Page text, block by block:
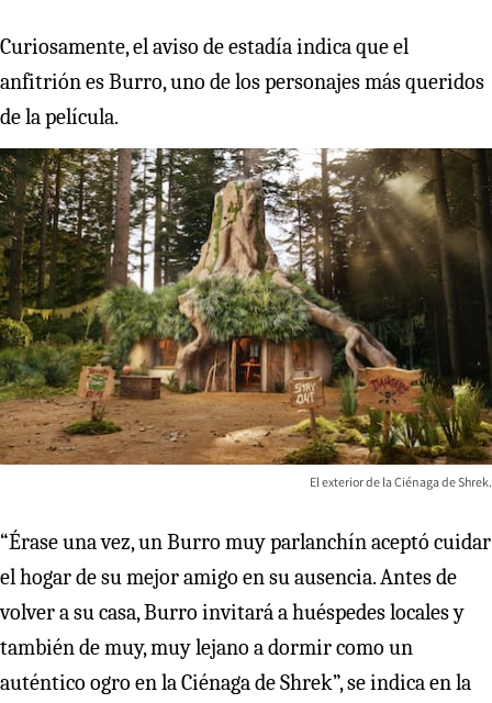
Curiosamente, el aviso de estadía indica que el
anfitrión es Burro, uno de los personajes más queridos
de la película.
El exterior de la Ciénaga de Shrek.
“Érase una vez, un Burro muy parlanchín aceptó cuidar
el hogar de su mejor amigo en su ausencia. Antes de
volver a su casa, Burro invitará a huéspedes locales y
también de muy, muy lejano a dormir como un
auténtico ogro en la Ciénaga de Shrek”, se indica en la